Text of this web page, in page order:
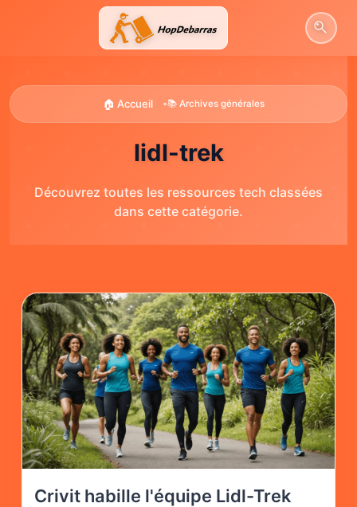
🏠 Accueil •📚 Archives générales
lidl-trek
Découvrez toutes les ressources tech classées
dans cette catégorie.
Crivit habille l'équipe Lidl-Trek